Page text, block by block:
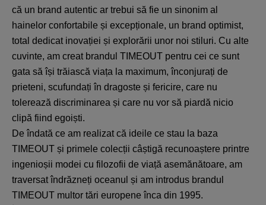
că un brand autentic ar trebui să fie un sinonim al
hainelor confortabile și excepționale, un brand optimist,
total dedicat inovației și explorării unor noi stiluri. Cu alte
cuvinte, am creat brandul TIMEOUT pentru cei ce sunt
gata să își trăiască viața la maximum, înconjurați de
prieteni, scufundați în dragoste și fericire, care nu
tolerează discriminarea și care nu vor să piardă nicio
clipă fiind egoiști.
De îndată ce am realizat că ideile ce stau la baza
TIMEOUT și primele colecții câștigă recunoaștere printre
ingenioșii modei cu filozofii de viață asemănătoare, am
traversat îndrăzneți oceanul și am introdus brandul
TIMEOUT multor tări europene înca din 1995.